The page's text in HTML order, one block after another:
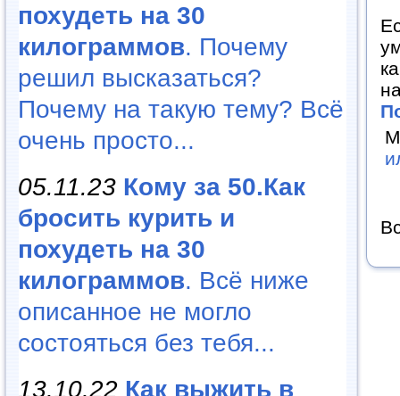
похудеть на 30
килограммов. Почему
решил высказаться?
Почему на такую тему? Всё
очень просто...
05.11.23 Кому за 50.Как
бросить курить и
похудеть на 30
килограммов. Всё ниже
описанное не могло
состояться без тебя...
13.10.22 Как выжить в